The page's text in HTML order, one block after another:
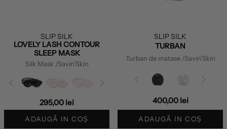
SLIP SILK
LOVELY LASH CONTOUR
SLEEP MASK
Silk Mask /Savin'Skin
295,00 lei
ADAUGĂ IN COȘ
SLIP SILK
TURBAN
Turban de matase /Savin'Skin
400,00 lei
ADAUGĂ IN COȘ